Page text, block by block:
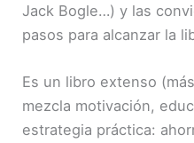
Jack Bogle…) y las
pasos para alcanzar la
Es un libro extenso
mezcla motivación,
estrategia práctica: